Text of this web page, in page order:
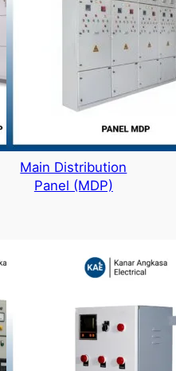
Main Distribution
Panel (MDP)